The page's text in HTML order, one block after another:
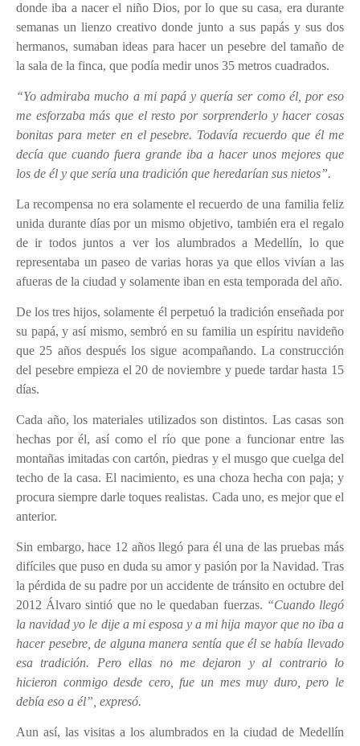
donde iba a nacer el niño Dios, por lo que su casa, era durante
semanas un lienzo creativo donde junto a sus papás y sus dos
hermanos, sumaban ideas para hacer un pesebre del tamaño de
la sala de la finca, que podía medir unos 35 metros cuadrados.
“Yo admiraba mucho a mi papá y quería ser como él, por eso
me esforzaba más que el resto por sorprenderlo y hacer cosas
bonitas para meter en el pesebre. Todavía recuerdo que él me
decía que cuando fuera grande iba a hacer unos mejores que
los de él y que sería una tradición que heredarían sus nietos”.
La recompensa no era solamente el recuerdo de una familia feliz
unida durante días por un mismo objetivo, también era el regalo
de ir todos juntos a ver los alumbrados a Medellín, lo que
representaba un paseo de varias horas ya que ellos vivían a las
afueras de la ciudad y solamente iban en esta temporada del año.
De los tres hijos, solamente él perpetuó la tradición enseñada por
su papá, y así mismo, sembró en su familia un espíritu navideño
que 25 años después los sigue acompañando. La construcción
del pesebre empieza el 20 de noviembre y puede tardar hasta 15
días.
Cada año, los materiales utilizados son distintos. Las casas son
hechas por él, así como el río que pone a funcionar entre las
montañas imitadas con cartón, piedras y el musgo que cuelga del
techo de la casa. El nacimiento, es una choza hecha con paja; y
procura siempre darle toques realistas. Cada uno, es mejor que el
anterior.
Sin embargo, hace 12 años llegó para él una de las pruebas más
difíciles que puso en duda su amor y pasión por la Navidad. Tras
la pérdida de su padre por un accidente de tránsito en octubre del
2012 Álvaro sintió que no le quedaban fuerzas. “Cuando llegó
la navidad yo le dije a mi esposa y a mi hija mayor que no iba a
hacer pesebre, de alguna manera sentía que él se había llevado
esa tradición. Pero ellas no me dejaron y al contrario lo
hicieron conmigo desde cero, fue un mes muy duro, pero le
debía eso a él”, expresó.
Aun así, las visitas a los alumbrados en la ciudad de Medellín